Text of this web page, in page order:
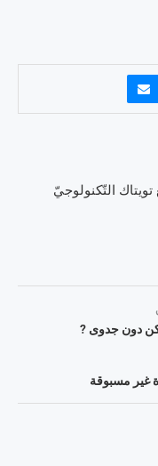
التّكنولوجيّ
دون جدوى ?
غير مسبوقة